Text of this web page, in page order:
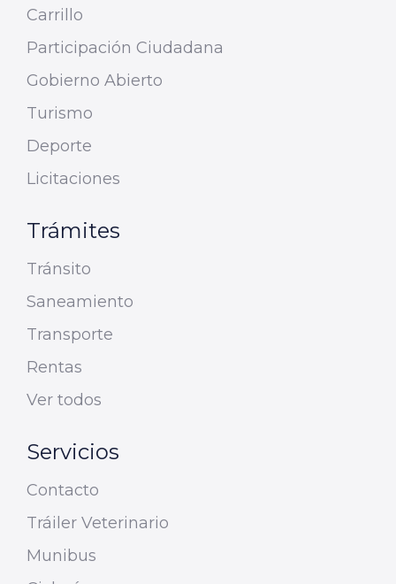
Carrillo
Participación Ciudadana
Gobierno Abierto
Turismo
Deporte
Licitaciones
Trámites
Tránsito
Saneamiento
Transporte
Rentas
Ver todos
Servicios
Contacto
Tráiler Veterinario
Munibus